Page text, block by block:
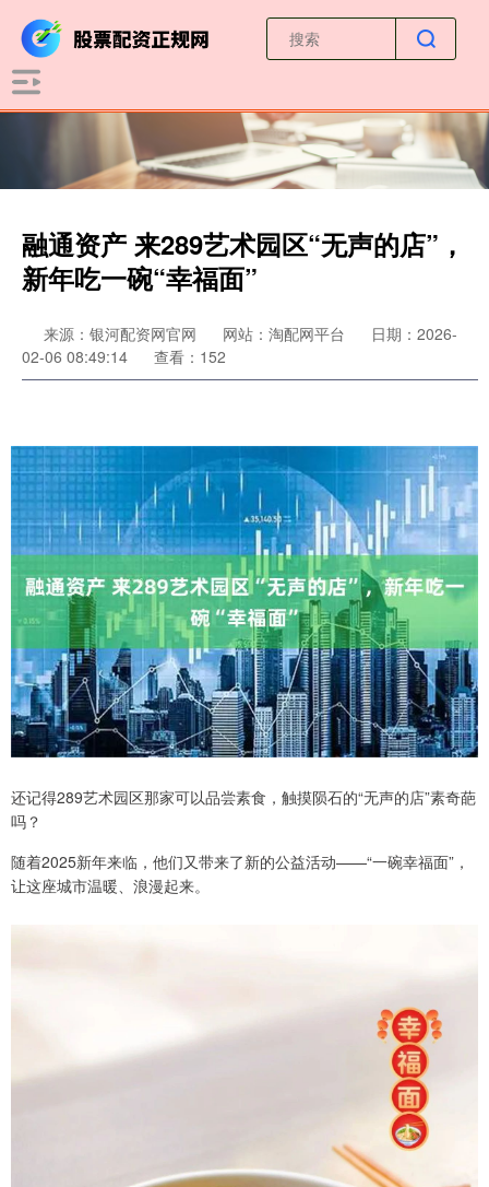
融通资产 来289艺术园区“无声的店”，
新年吃一碗“幸福面”
来源：银河配资网官网 网站：淘配网平台
日期：2026-
02-06 08:49:14
查看：152
还记得289艺术园区那家可以品尝素食，触摸陨石的“无声的店”素奇葩
吗？
随着2025新年来临，他们又带来了新的公益活动——“一碗幸福面”，
让这座城市温暖、浪漫起来。